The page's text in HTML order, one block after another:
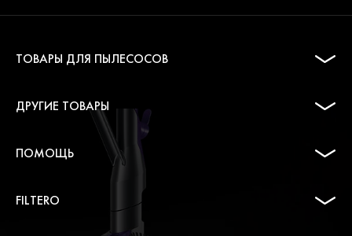
ТОВАРЫ ДЛЯ ПЫЛЕСОСОВ
ДРУГИЕ ТОВАРЫ
ПОМОЩЬ
FILTERO